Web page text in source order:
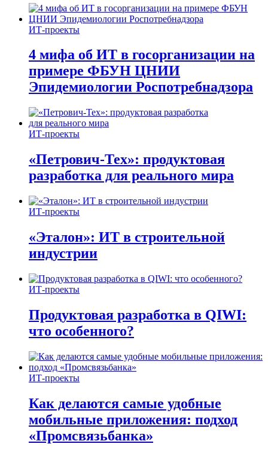
ИТ-проекты
4 мифа об ИТ в госорганизации на
примере ФБУН ЦНИИ
Эпидемиологии Роспотребнадзора
ИТ-проекты
«Петрович-Тех»: продуктовая
разработка для реального мира
ИТ-проекты
«Эталон»: ИТ в строительной
индустрии
ИТ-проекты
Продуктовая разработка в QIWI:
что особенного?
ИТ-проекты
Как делаются самые удобные
мобильные приложения: подход
«Промсвязьбанка»